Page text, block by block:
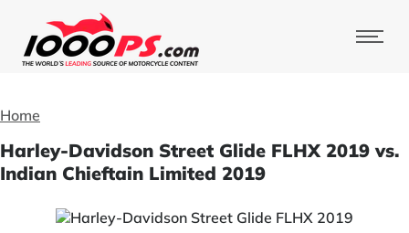
Home
Harley-Davidson Street Glide FLHX 2019 vs.
Indian Chieftain Limited 2019